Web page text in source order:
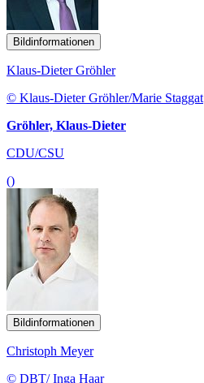
Bildinformationen
Klaus-Dieter Gröhler
© Klaus-Dieter Gröhler/Marie Staggat
Gröhler, Klaus-Dieter
CDU/CSU
()
Bildinformationen
Christoph Meyer
© DBT/ Inga Haar